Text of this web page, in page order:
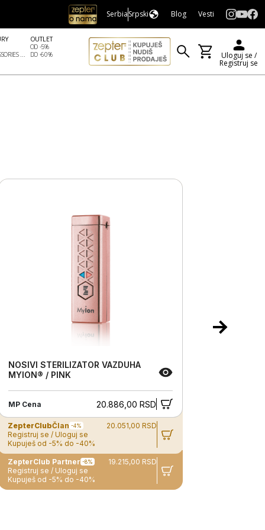
SerbiaSrpski Blog Vesti
...
OUTLET
OD -5%
DO -60%
Uloguj se /
Registruj se
NOSIVI STERILIZATOR VAZDUHA
MYION® / PINK
MP Cena 20.886,00 RSD
ZepterClubČlan -4%
20.051,00 RSD
Registruj se / Uloguj se
Kupuješ od -5% do -40%
ZepterClub Partner -8%
19.215,00 RSD
Registruj se / Uloguj se
Kupuješ od -5% do -40%